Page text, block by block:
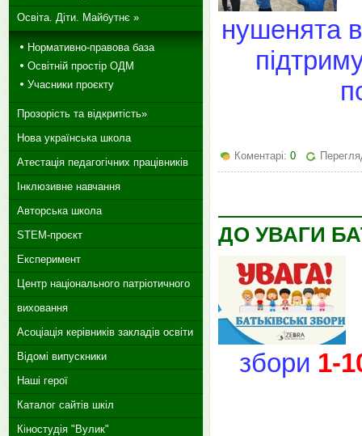
нушенята
Коментарі: 0
ДО УВАГИ
збори 1-
Освіта. Діти. Майбутнє »
Нормативно-правова база
Освітній простір ОДМ
Учасники проєкту
Прозорість та відкритість»
Нова українська школа
Атестація педагогічних працівників
Інклюзивне навчання
Авторська школа
STEM-проєкт
Експеримент
Центр національного патріотичного
виховання
Асоціація керівників закладів освіти
Відомі випускники
Наші герої
Каталог сайтів шкіл
Кіностудія "Вулик"